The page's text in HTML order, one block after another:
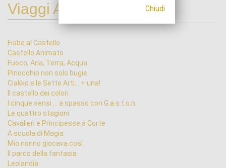
Viaggi Animati
Fiabe al Castello
Castello Animato
Fuoco, Aria, Terra, Acqua
Pinocchio non solo bugie
Ciakko e le Sette Arti... + una!
Il castello dei colori
I cinque sensi ... a spasso con G.a.s.t.o.n.
Le quattro stagioni
Cavalieri e Principesse a Corte
A scuola di Magia
Mio nonno giocava così
Il parco della fantasia
Leolandia
Chiudi